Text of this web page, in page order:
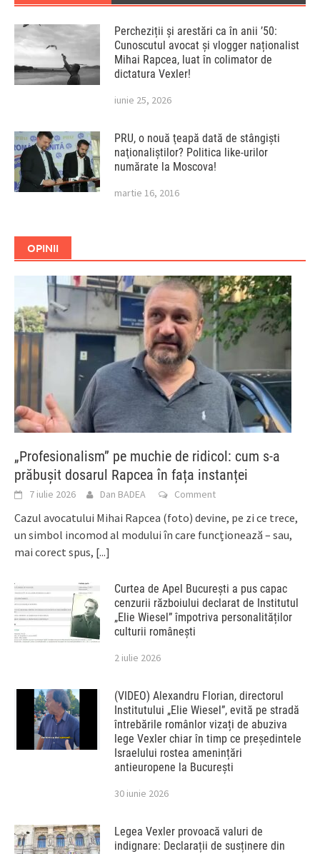
Percheziții și arestări ca în anii ’50:
Cunoscutul avocat și vlogger naționalist
Mihai Rapcea, luat în colimator de
dictatura Vexler!
iunie 25, 2026
PRU, o nouă ţeapă dată de stângişti
naţionaliştilor? Politica like-urilor
numărate la Moscova!
martie 16, 2016
OPINII
„Profesionalism” pe muchie de ridicol: cum s-a
prăbușit dosarul Rapcea în fața instanței
7 iulie 2026 Dan BADEA Comment
Cazul avocatului Mihai Rapcea (foto) devine, pe zi ce trece,
un simbol incomod al modului în care funcționează – sau,
mai corect spus, [...]
Curtea de Apel București a pus capac
cenzurii războiului declarat de Institutul
„Elie Wiesel” împotriva personalităților
culturii românești
2 iulie 2026
(VIDEO) Alexandru Florian, directorul
Institutului „Elie Wiesel”, evită pe stradă
întrebările românlor vizați de abuziva
lege Vexler chiar în timp ce președintele
Israelului rostea amenințări
antieuropene la București
30 iunie 2026
Legea Vexler provoacă valuri de
indignare: Declarații de susținere din